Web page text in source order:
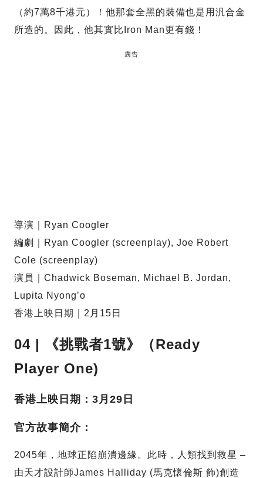
（約7萬8千港元）！他那套全黑的裝備也是用汎合金
所造的。因此，他其實比Iron Man更有錢！
廣告
導演｜Ryan Coogler
編劇｜Ryan Coogler (screenplay), Joe Robert
Cole (screenplay)
演員｜Chadwick Boseman, Michael B. Jordan,
Lupita Nyong’o
香港上映日期｜2月15日
04 | 《挑戰者1號》（Ready
Player One)
香港上映日期：3月29日
官方故事簡介：
2045年，地球正陷崩潰邊緣。此時，人類找到救星 –
由天才設計師James Halliday (馬克懷倫斯 飾)創造